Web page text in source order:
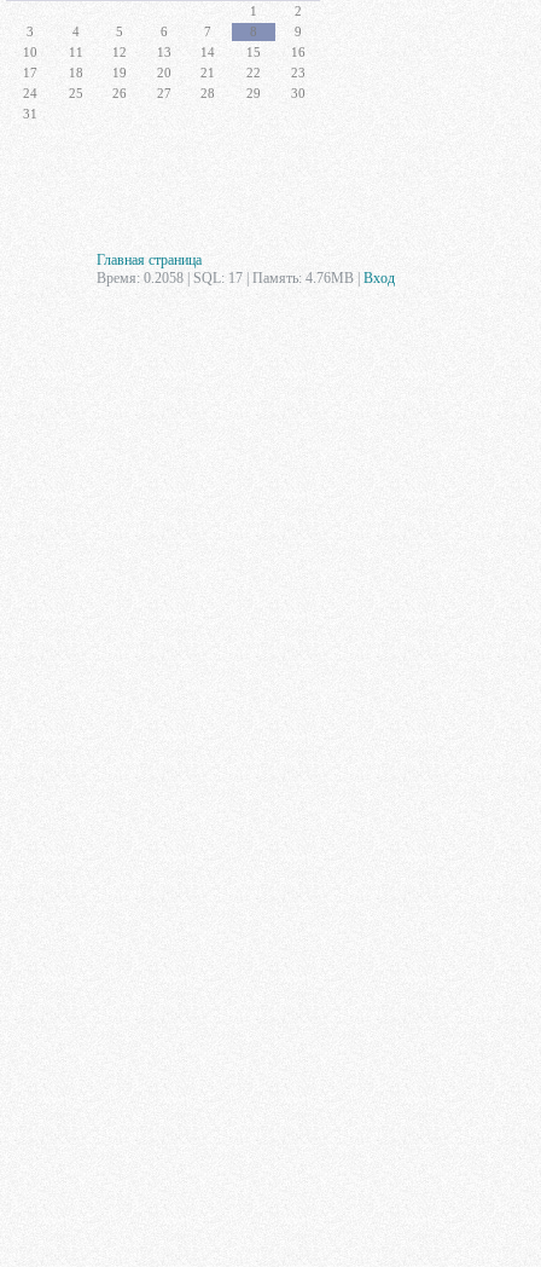
1
2
3
4 5 6 7 8
9
10
11 12 13 14 15
16
17
18 19 20 21 22
23
24
25 26 27 28 29
30
31
Главная страница
Время: 0.2058 | SQL: 17 | Память: 4.76MB Вход